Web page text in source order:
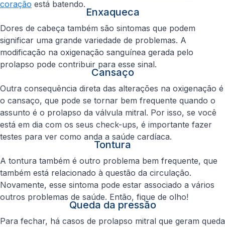
coração está batendo.
Enxaqueca
Dores de cabeça também são sintomas que podem
significar uma grande variedade de problemas. A
modificação na oxigenação sanguínea gerada pelo
prolapso pode contribuir para esse sinal.
Cansaço
Outra consequência direta das alterações na oxigenação é
o cansaço, que pode se tornar bem frequente quando o
assunto é o prolapso da válvula mitral. Por isso, se você
está em dia com os seus check-ups, é importante fazer
testes para ver como anda a saúde cardíaca.
Tontura
A tontura também é outro problema bem frequente, que
também está relacionado à questão da circulação.
Novamente, esse sintoma pode estar associado a vários
outros problemas de saúde. Então, fique de olho!
Queda da pressão
Para fechar, há casos de prolapso mitral que geram queda